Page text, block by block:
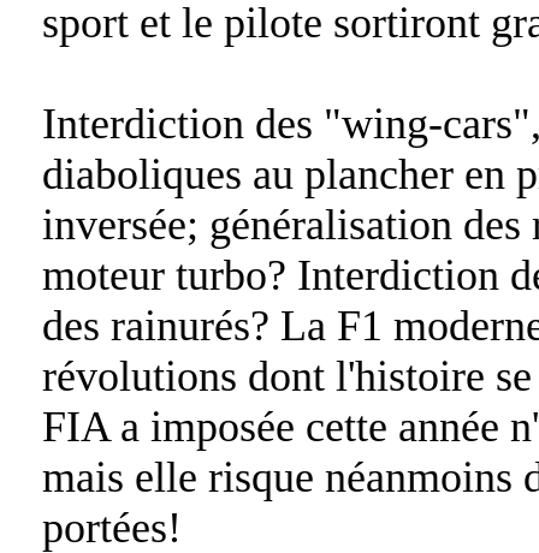
sport et le pilote sortiront
Interdiction des "wing-
diaboliques au plancher en
inversée; généralisation
moteur turbo? Interdiction
des rainurés? La F1
révolutions dont l'histoire
FIA a imposée cette année
mais elle risque néanmoins
portées!